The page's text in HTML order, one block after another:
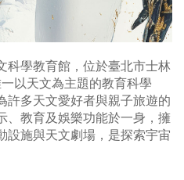
科學教育館，位於臺北市士林
以天文為主題的教育科學
許多天文愛好者與親子旅遊的
、教育及娛樂功能於一身，擁
設施與天文劇場，是探索宇宙